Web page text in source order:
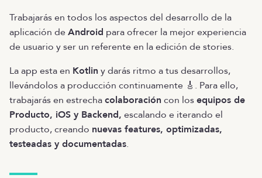
Trabajarás en todos los aspectos del desarrollo de la
aplicación deAndroid para ofrecer la mejor experiencia
de usuario y ser un referente en la edición de stories.
La app esta en Kotlin y darás ritmo a tus desarrollos,
llevándolos a producción continuamente 🎸. Para ello,
trabajarás en estrechacolaboración con losequipos de
Producto, iOS y Backend, escalando e iterando el
producto, creando nuevas features, optimizadas,
testeadas y documentadas.